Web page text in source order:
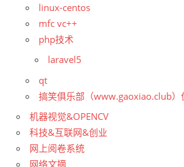
linux-centos
mfc vc++
php技术
laravel5
qt
搞笑俱乐部（www.gaoxiao.club）
机器视觉&OPENCV
科技&互联网&创业
网上阅卷系统
网络文摘